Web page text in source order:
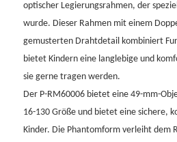
optischer Legierungsrahmen, der
wurde. Dieser Rahmen mit einem
gemusterten Drahtdetail kombiniert
bietet Kindern eine langlebige und
sie gerne tragen werden.
Der P-RM60006 bietet eine 49-mm-
16-130 Größe und bietet eine sichere,
Kinder. Die Phantomform verleiht dem